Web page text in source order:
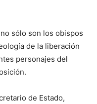
sólo son los obispos
de la liberación
personajes del
de Estado,